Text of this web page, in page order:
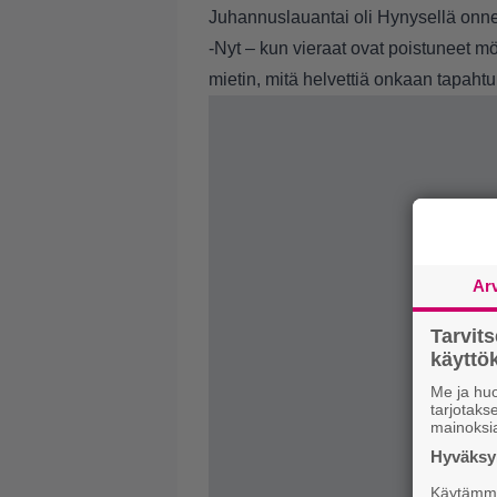
Juhannuslauantai oli Hynysellä
-Nyt – kun vieraat ovat poistuneet
mietin, mitä helvettiä onkaan
Me ja